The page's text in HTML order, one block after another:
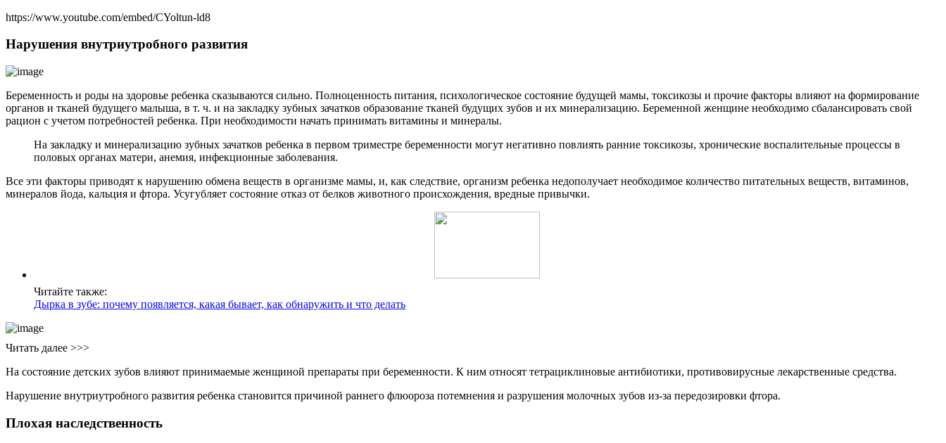
https://www.youtube.com/embed/CYoltun-ld8
Нарушения внутриутробного развития
Беременность и роды на здоровье ребенка сказываются сильно. Полноценность питания, психологическое состояние будущей мамы, токсикозы и прочие факторы влияют на формирование
органов и тканей будущего малыша, в т. ч. и на закладку зубных зачатков образование тканей будущих зубов и их минерализацию. Беременной женщине необходимо сбалансировать свой
рацион с учетом потребностей ребенка. При необходимости начать принимать витамины и минералы.
На закладку и минерализацию зубных зачатков ребенка в первом триместре беременности могут негативно повлиять ранние токсикозы, хронические воспалительные процессы в
половых органах матери, анемия, инфекционные заболевания.
Все эти факторы приводят к нарушению обмена веществ в организме мамы, и, как следствие, организм ребенка недополучает необходимое количество питательных веществ, витаминов,
минералов йода, кальция и фтора. Усугубляет состояние отказ от белков животного происхождения, вредные привычки.
Читайте также:
Дырка в зубе: почему появляется, какая бывает, как обнаружить и что делать
Читать далее >>>
На состояние детских зубов влияют принимаемые женщиной препараты при беременности. К ним относят тетрациклиновые антибиотики, противовирусные лекарственные средства.
Нарушение внутриутробного развития ребенка становится причиной раннего флюороза потемнения и разрушения молочных зубов из-за передозировки фтора.
Плохая наследственность